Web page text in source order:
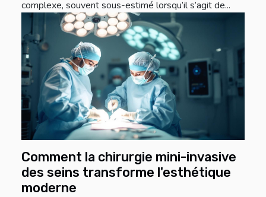
complexe, souvent sous-estimé lorsqu’il s’agit de...
Comment la chirurgie mini-invasive
des seins transforme l'esthétique
moderne